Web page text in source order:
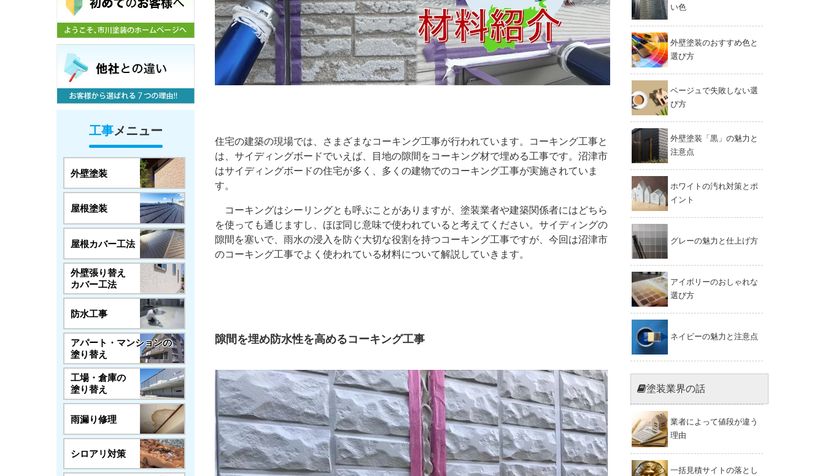
工事メニュー
外壁塗装
屋根塗装
屋根カバー工法
外壁張り替え
カバー工法
防水工事
アパート・マンションの
塗り替え
工場・倉庫の
塗り替え
雨漏り修理
シロアリ対策
住宅の建築の現場では、さまざまなコーキング工事が行われています。コーキング工事と
は、サイディングボードでいえば、目地の隙間をコーキング材で埋める工事です。沼津市
はサイディングボードの住宅が多く、多くの建物でのコーキング工事が実施されていま
す。
コーキングはシーリングとも呼ぶことがありますが、塗装業者や建築関係者にはどちら
を使っても通じますし、ほぼ同じ意味で使われていると考えてください。サイディングの
隙間を塞いで、雨水の浸入を防ぐ大切な役割を持つコーキング工事ですが、今回は沼津市
のコーキング工事でよく使われている材料について解説していきます。
隙間を埋め防水性を高めるコーキング工事
い色
外壁塗装のおすすめ色と
選び方
ベージュで失敗しない選
び方
外壁塗装「黒」の魅力と
注意点
ホワイトの汚れ対策とポ
イント
グレーの魅力と仕上げ方
アイボリーのおしゃれな
選び方
ネイビーの魅力と注意点
塗装業界の話
業者によって値段が違う
理由
一括見積サイトの落とし